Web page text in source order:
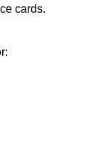
cards.